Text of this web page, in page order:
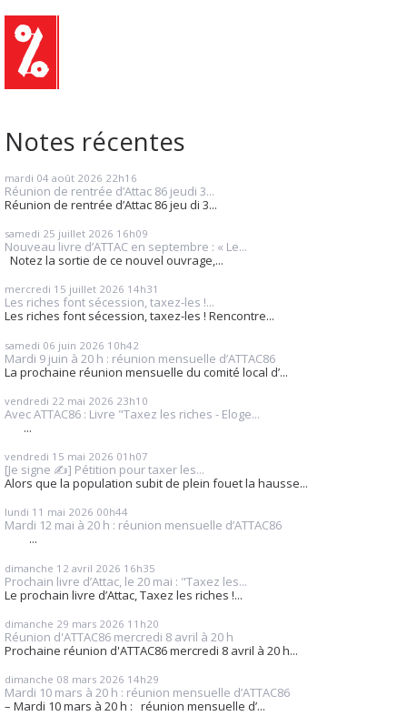
Notes récentes
mardi 04 août 2026 22h16
Réunion de rentrée d’Attac 86 jeudi 3...
Réunion de rentrée d’Attac 86 jeu di 3...
samedi 25 juillet 2026 16h09
Nouveau livre d’ATTAC en septembre : « Le...
Notez la sortie de ce nouvel ouvrage,...
mercredi 15 juillet 2026 14h31
Les riches font sécession, taxez-les !...
Les riches font sécession, taxez-les ! Rencontre...
samedi 06 juin 2026 10h42
Mardi 9 juin à 20 h : réunion mensuelle d’ATTAC86
La prochaine réunion mensuelle du comité local d’...
vendredi 22 mai 2026 23h10
Avec ATTAC86 : Livre "Taxez les riches - Eloge...
...
vendredi 15 mai 2026 01h07
[Je signe ✍️] Pétition pour taxer les...
Alors que la population subit de plein fouet la hausse...
lundi 11 mai 2026 00h44
Mardi 12 mai à 20 h : réunion mensuelle d’ATTAC86
...
dimanche 12 avril 2026 16h35
Prochain livre d’Attac, le 20 mai : "Taxez les...
Le prochain livre d’Attac, Taxez les riches !...
dimanche 29 mars 2026 11h20
Réunion d'ATTAC86 mercredi 8 avril à 20 h
Prochaine réunion d'ATTAC86 mercredi 8 avril à 20 h...
dimanche 08 mars 2026 14h29
Mardi 10 mars à 20 h : réunion mensuelle d’ATTAC86
– Mardi 10 mars à 20 h : réunion mensuelle d’...